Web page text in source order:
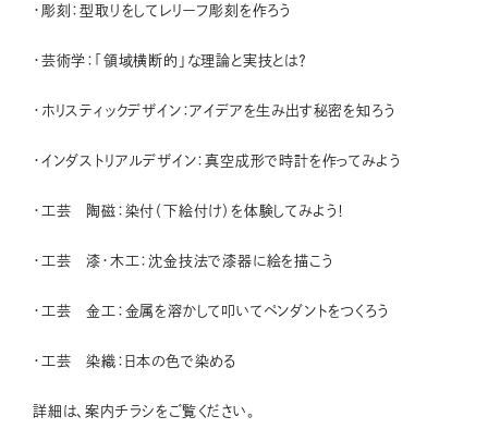
・彫刻：型取りをしてレリーフ彫刻を作ろう
・芸術学：「領域横断的」な理論と実技とは？
・ホリスティックデザイン：アイデアを生み出す秘密を知ろう
・インダストリアルデザイン：真空成形で時計を作ってみよう
・工芸 陶磁：染付（下絵付け）を体験してみよう！
・工芸 漆・木工：沈金技法で漆器に絵を描こう
・工芸 金工：金属を溶かして叩いてペンダントをつくろう
・工芸 染織：日本の色で染める
詳細は、案内チラシをご覧ください。